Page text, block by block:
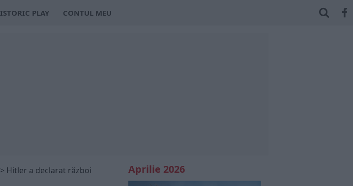
ISTORIC PLAY CONTUL MEU
> Hitler a declarat război
Aprilie 2026